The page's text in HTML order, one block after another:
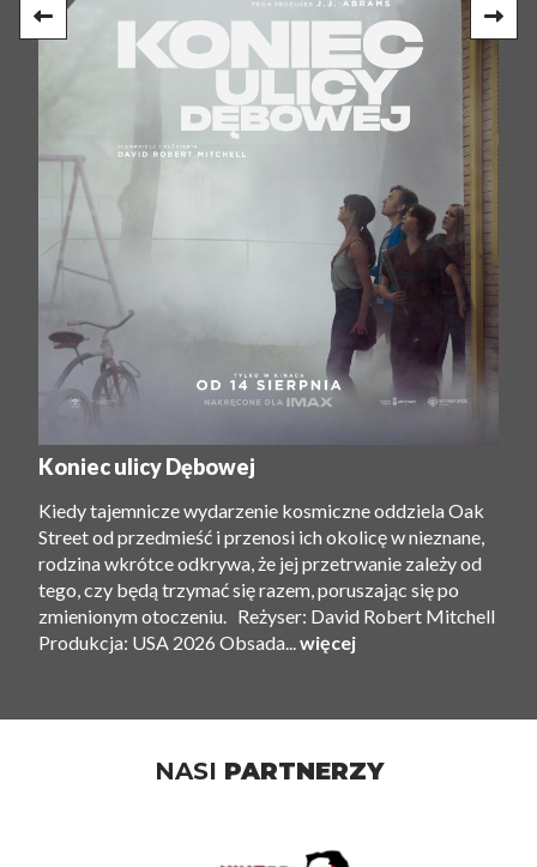
Koniec ulicy Dębowej
Kiedy tajemnicze wydarzenie kosmiczne oddziela Oak
Street od przedmieść i przenosi ich okolicę w nieznane,
rodzina wkrótce odkrywa, że ​​jej przetrwanie zależy od
tego, czy będą trzymać się razem, poruszając się po
zmienionym otoczeniu. Reżyser: David Robert Mitchell
Produkcja: USA 2026 Obsada... więcej
NASI PARTNERZY